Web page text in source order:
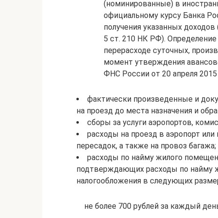
(номинированные) в
официальному курсу Банка
получения указанных
5 ст. 210 НК РФ).
перерасходе суточных,
момент утверждения
ФНС России от 20 апреля
фактически произведенные и
на проезд до места назначения и
сборы за услуги аэропортов,
расходы на проезд в аэропорт или
пересадок, а также на провоз багажа;
расходы по найму жилого
подтверждающих расходы по найму
налогообложения в следующих
не более 700 рублей за каждый